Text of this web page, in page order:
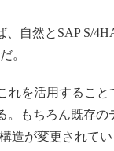
自然とSAP S/
。
を活用するこ
もちろん既存
造が変更されて